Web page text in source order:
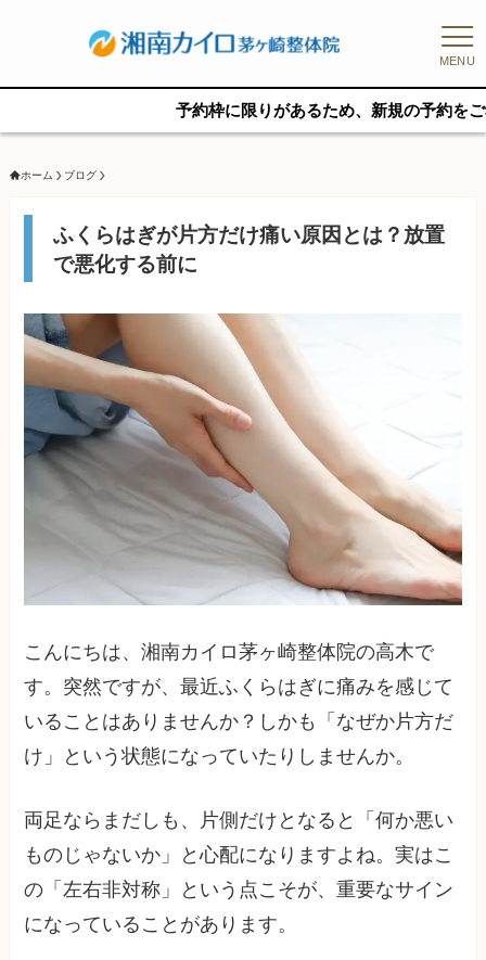
MENU
予約枠に限りがあるため、新規の予約をご希望の方は
ホーム ブログ
ふくらはぎが片方だけ痛い原因とは？放置
で悪化する前に
こんにちは、湘南カイロ茅ヶ崎整体院の高木で
す。突然ですが、最近ふくらはぎに痛みを感じて
いることはありませんか？しかも「なぜか片方だ
け」という状態になっていたりしませんか。
両足ならまだしも、片側だけとなると「何か悪い
ものじゃないか」と心配になりますよね。実はこ
の「左右非対称」という点こそが、重要なサイン
になっていることがあります。